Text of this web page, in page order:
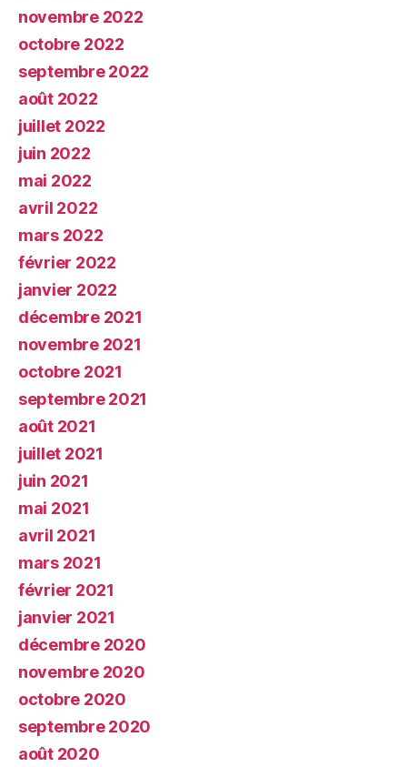
novembre 2022
octobre 2022
septembre 2022
août 2022
juillet 2022
juin 2022
mai 2022
avril 2022
mars 2022
février 2022
janvier 2022
décembre 2021
novembre 2021
octobre 2021
septembre 2021
août 2021
juillet 2021
juin 2021
mai 2021
avril 2021
mars 2021
février 2021
janvier 2021
décembre 2020
novembre 2020
octobre 2020
septembre 2020
août 2020